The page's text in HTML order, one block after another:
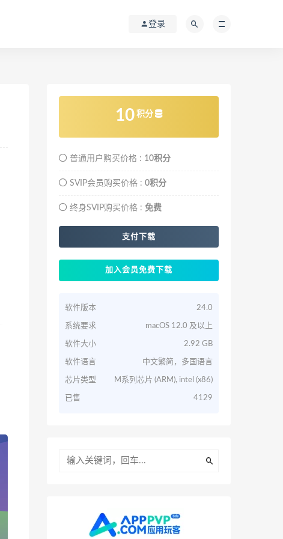
登录
10 积分
普通用户购买价格 : 10积分
SVIP会员购买价格 : 0积分
终身SVIP购买价格 : 免费
支付下载
加入会员免费下载
软件版本 24.0
系统要求 macOS 12.0 及以上
软件大小 2.92 GB
软件语言 中文繁简，多国语言
芯片类型 M系列芯片 (ARM), intel (x86)
已售 4129